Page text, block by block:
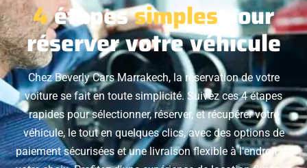
4étapessimples pour
réserver votre véhicule
Chez Beverly Cars Marrakech, la réservation de votre
voiture se fait en toute simplicité. Suivez ces 4 étapes
rapides pour sélectionner, réserver, et récupérer votre
véhicule, le tout en quelques clics, avec des options de
paiement sécurisées et une livraison flexible à l'endroit de